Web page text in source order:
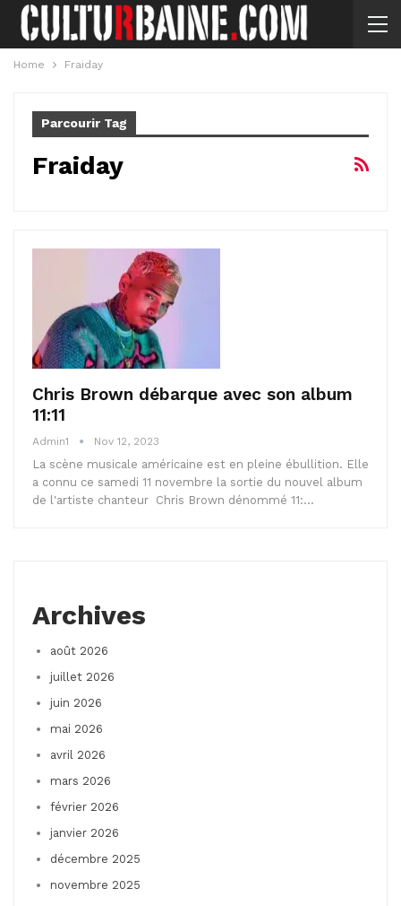
Home Fraiday
Parcourir Tag
Fraiday
Chris Brown débarque avec son album
11:11
Admin1 Nov 12, 2023
La scène musicale américaine est en pleine ébullition. Elle
a connu ce samedi 11 novembre la sortie du nouvel album
de l'artiste chanteur Chris Brown dénommé 11:…
Archives
août 2026
juillet 2026
juin 2026
mai 2026
avril 2026
mars 2026
février 2026
janvier 2026
décembre 2025
novembre 2025